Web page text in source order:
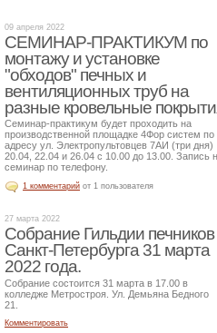
09 апреля 2022
СЕМИНАР-ПРАКТИКУМ по
монтажу и установке
"обходов" печных и
вентиляционных труб на
разные кровельные
Семинар-практикум будет проходить на
производственной площадке 4Фор систем по
адресу ул. Электропультовцев 7АИ (три дня)
20.04, 22.04 и 26.04 с 10.00 до 13.00. Запись
семинар по телефону.
1 комментарий от 1 пользователя
27 марта 2022
Собрание Гильдии печников
Санкт-Петербурга 31 марта
2022 года.
Собрание состоится 31 марта в 17.00 в
колледже Метростроя. Ул. Демьяна Бедного
21.
Комментировать